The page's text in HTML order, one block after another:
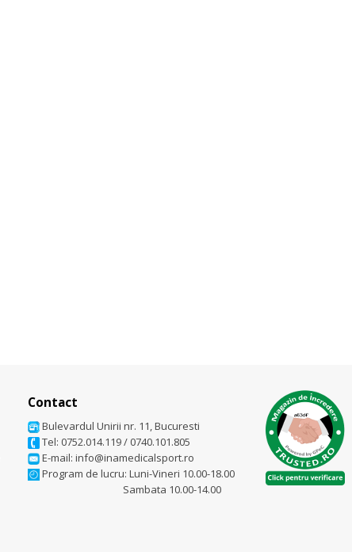
Contact
Bulevardul Unirii nr. 11, Bucuresti
Tel: 0752.014.119/ 0740.101.805
E-mail: info@inamedicalsport.ro
Program de lucru: Luni-Vineri 10.00-18.00
Sambata 10.00-14.00